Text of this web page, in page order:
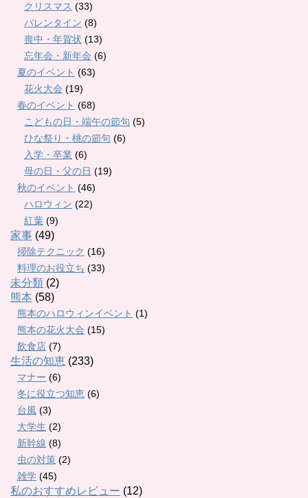
クリスマス (33)
バレンタイン (8)
喪中・年賀状 (13)
忘年会・新年会 (6)
夏のイベント (63)
花火大会 (19)
春のイベント (68)
こどもの日・端午の節句 (5)
ひな祭り・桃の節句 (6)
入学・卒業 (6)
母の日・父の日 (19)
秋のイベント (46)
ハロウィン (22)
紅葉 (9)
家事 (49)
掃除テクニック (16)
料理のお役立ち (33)
未分類 (2)
熊本 (58)
熊本のハロウィンイベント (1)
熊本の花火大会 (15)
飲食店 (7)
生活の知恵 (233)
マナー (6)
冬に役立つ知恵 (6)
台風 (3)
大学生 (2)
新幹線 (8)
虫の対策 (2)
雑学 (45)
私のおすすめレビュー (12)